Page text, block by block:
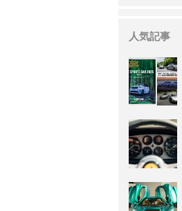
人気記事